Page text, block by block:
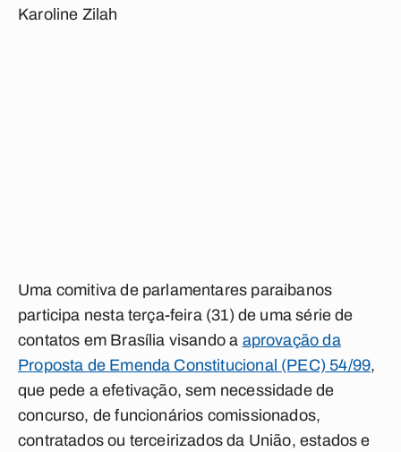
Karoline Zilah
Uma comitiva de parlamentares paraibanos
participa nesta terça-feira (31) de uma série de
contatos em Brasília visando a aprovação da
Proposta de Emenda Constitucional (PEC) 54/99,
que pede a efetivação, sem necessidade de
concurso, de funcionários comissionados,
contratados ou terceirizados da União, estados e